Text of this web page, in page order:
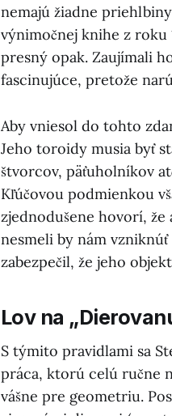
nemajú žiadne
výnimočnej knihe z roku
presný opak. Zaujímali
fascinujúce, pretože
Aby vniesol do tohto
Jeho toroidy musia byť
štvorcov, päťuholníkov
Kľúčovou podmienkou
zjednodušene hovorí,
nesmeli by nám
zabezpečil, že jeho
Lov na
S týmito pravidlami sa
práca, ktorú celú ručne
vášne pre geometriu.